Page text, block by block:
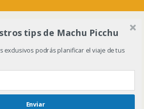
tips de Machu Picchu
exclusivos podrás planificar el viaje de tus
Enviar